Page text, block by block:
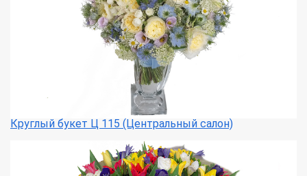
Круглый букет Ц 115 (Центральный салон)